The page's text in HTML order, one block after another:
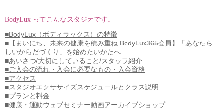
BodyLux ってこんなスタジオです。
■BodyLux（ボディラックス）の特徴
■【まいにち、未来の健康を積み重ね BodyLux365会員】「あなたら
しいからだづくり」を始めたいかたへ
■あいさつ/大切にしていること/スタッフ紹介
■ご入会の流れ・入会に必要なもの・入会資格
■アクセス
■スタジオエクササイズスケジュールとクラス説明
■プランと料金
■健康・運動ウェブセミナー動画アーカイブショップ